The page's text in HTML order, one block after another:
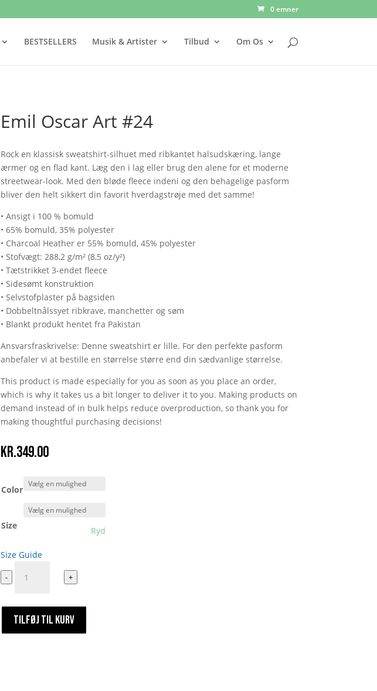
0 emner
BESTSELLERS Musik & Artister Tilbud Om Os
Emil Oscar Art #24
Rock en klassisk sweatshirt-silhuet med ribkantet halsudskæring, lange
ærmer og en flad kant. Læg den i lag eller brug den alene for et moderne
streetwear-look. Med den bløde fleece indeni og den behagelige pasform
bliver den helt sikkert din favorit hverdagstrøje med det samme!
• Ansigt i 100 % bomuld
• 65% bomuld, 35% polyester
• Charcoal Heather er 55% bomuld, 45% polyester
• Stofvægt: 288,2 g/m² (8,5 oz/y²)
• Tætstrikket 3-endet fleece
• Sidesømt konstruktion
• Selvstofplaster på bagsiden
• Dobbeltnålssyet ribkrave, manchetter og søm
• Blankt produkt hentet fra Pakistan
Ansvarsfraskrivelse: Denne sweatshirt er lille. For den perfekte pasform
anbefaler vi at bestille en størrelse større end din sædvanlige størrelse.
This product is made especially for you as soon as you place an order,
which is why it takes us a bit longer to deliver it to you. Making products on
demand instead of in bulk helps reduce overproduction, so thank you for
making thoughtful purchasing decisions!
kr.349.00
Color
Size Ryd
Size Guide
Emil
Oscar
#24
antal
- +
TILFØJ TIL KURV